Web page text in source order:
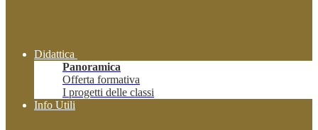
Didattica
Panoramica
Offerta formativa
I progetti delle classi
Info Utili